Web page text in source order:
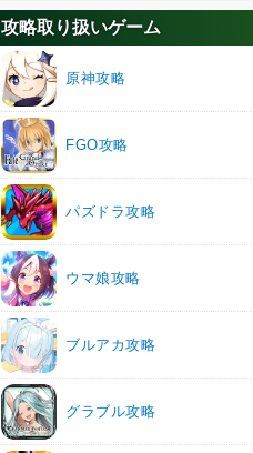
攻略取り扱いゲーム
原神攻略
FGO攻略
パズドラ攻略
ウマ娘攻略
ブルアカ攻略
グラブル攻略